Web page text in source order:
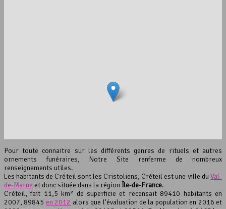
interserver coupons
Pour toute connaitre sur les différents genres de rituels et autres
ornements funéraires, Notre Site renferme de nombreux
renseignements utiles.
Les habitants de Créteil sont les Cristoliens, Créteil est une ville duVal-
de-Marne et donc située dans la région Île-de-France.
Créteil, fait 11,5 km² de superficie et recensait 89410 habitants en
2007, 89845 en 2012 alors que l’évaluation de la population en 2016 et